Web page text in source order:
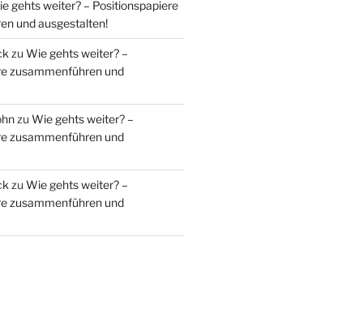
gehts weiter? – Positionspapiere
und ausgestalten!
zu Wie gehts weiter? –
zusammenführen und
zu Wie gehts weiter? –
zusammenführen und
zu Wie gehts weiter? –
zusammenführen und